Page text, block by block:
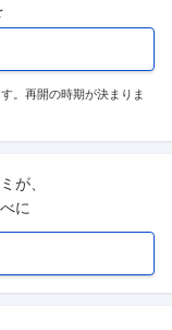
。再開の時期が決まりま
が、
に